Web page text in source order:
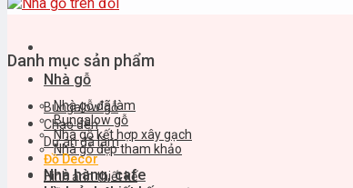
Nhà gỗ
Nhà gỗ đã làm
Bungalow gỗ
Nhà gỗ kết hợp xây gạch
Nhà gỗ đẹp tham khảo
Nhà hàng, cafe
Danh mục sản phẩm
Bungalow gỗ
Chao đèn
Dự án đã làm
Đồ Decor
Hình ảnh thiết kế